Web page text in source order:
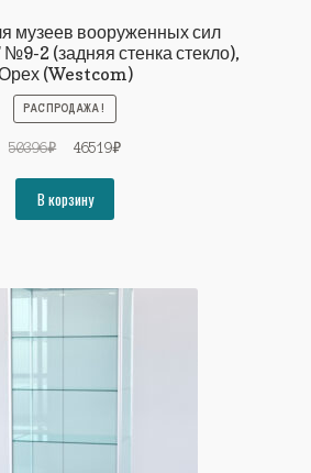
музеев вооруженных сил
2 (задняя стенка стекло),
(Westcom)
РАСПРОДАЖА!
50396₽
Первоначальная
составляла
50396₽.
46519₽Текущая
В корзину